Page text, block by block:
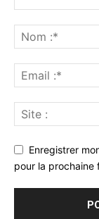
Enregistrer
pour la prochaine